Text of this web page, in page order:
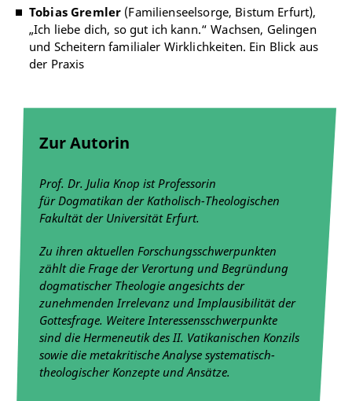
Tobias Gremler (Familienseelsorge, Bistum Erfurt),
„Ich liebe dich, so gut ich kann.“ Wachsen, Gelingen
und Scheitern familialer Wirklichkeiten. Ein Blick aus
der Praxis
Zur Autorin
Prof. Dr. Julia Knop ist Professorin
fürDogmatikan der Katholisch-Theologischen
Fakultät der Universität Erfurt.
Zu ihren aktuellen Forschungsschwerpunkten
zählt die Frage der Verortung und Begründung
dogmatischer Theologie angesichts der
zunehmenden Irrelevanz und Implausibilität der
Gottesfrage. Weitere Interessensschwerpunkte
sind die Hermeneutik des II. Vatikanischen Konzils
sowie die metakritische Analyse systematisch-
theologischer Konzepte und Ansätze.